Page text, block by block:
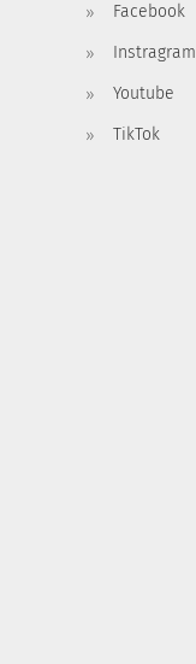
Facebook
Instragram
Youtube
TikTok